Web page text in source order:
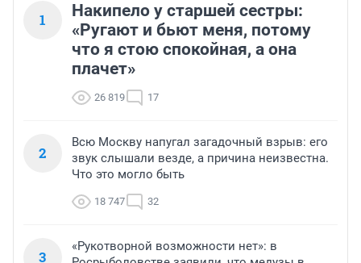
1
Накипело у старшей сестры:
«Ругают и бьют меня, потому
что я стою спокойная, а она
плачет»
26 819 17
2
Всю Москву напугал загадочный взрыв: его
звук слышали везде, а причина неизвестна.
Что это могло быть
18 747 32
3
«Рукотворной возможности нет»: в